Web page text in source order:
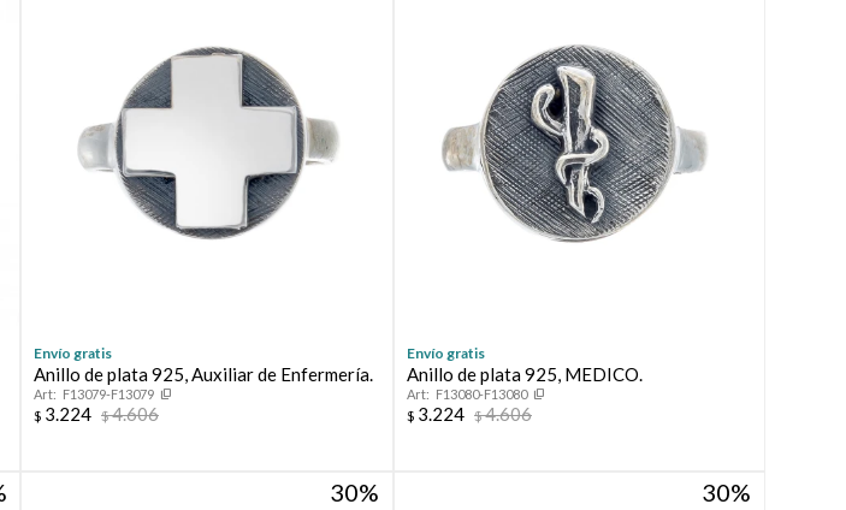
Envío gratis
Anillo de plata 925, Auxiliar de Enfermería.
F13079-F13079
$ 3.224 $4.606
Envío gratis
Anillo de plata 925, MEDICO.
F13080-F13080
$ 3.224 $4.606
30 30